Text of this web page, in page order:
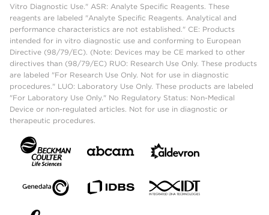
Vitro Diagnostic Use." ASR: Analyte Specific Reagents. These
reagents are labeled "Analyte Specific Reagents. Analytical and
performance characteristics are not established." CE: Products
intended for in vitro diagnostic use and conforming to European
Directive (98/79/EC). (Note: Devices may be CE marked to other
directives than (98/79/EC) RUO: Research Use Only. These products
are labeled "For Research Use Only. Not for use in diagnostic
procedures." LUO: Laboratory Use Only. These products are labeled
"For Laboratory Use Only." No Regulatory Status: Non-Medical
Device or non-regulated articles. Not for use in diagnostic or
therapeutic procedures.